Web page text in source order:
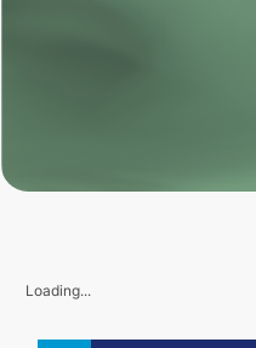
Loading...